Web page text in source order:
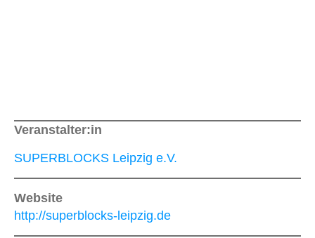
Veranstalter:in
SUPERBLOCKS Leipzig e.V.
Website
http://superblocks-leipzig.de